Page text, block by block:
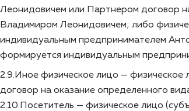
Леонидовичем или Партнером договор
Владимиром Леонидовичем; либо
индивидуальным предпринимателем
формируется индивидуальным
2.9.Иное физическое лицо —
договор на оказание определенного
2.10.Посетитель — физическое лицо